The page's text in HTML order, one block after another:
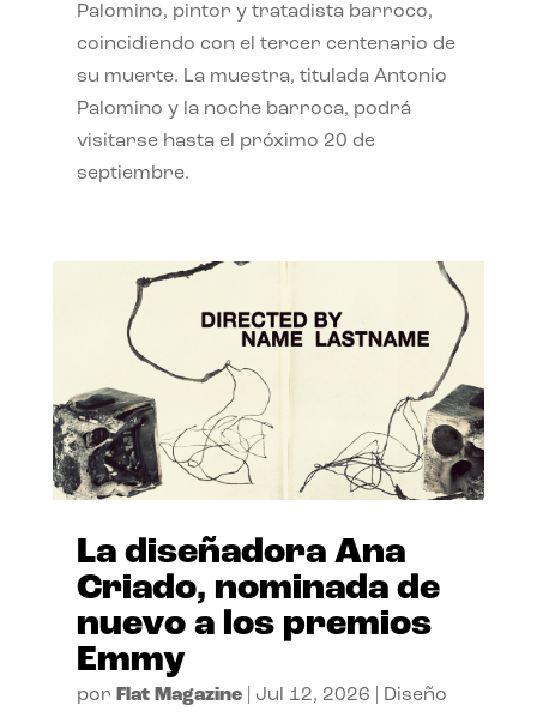
Palomino, pintor y tratadista barroco,
coincidiendo con el tercer centenario de
su muerte. La muestra, titulada Antonio
Palomino y la noche barroca, podrá
visitarse hasta el próximo 20 de
septiembre.
La diseñadora Ana
Criado, nominada de
nuevo a los premios
Emmy
por Flat Magazine| Jul 12, 2026 Diseño